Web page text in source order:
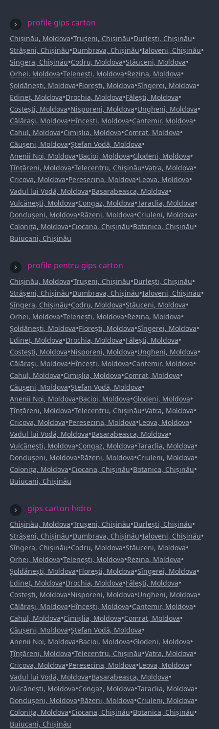
profile gips carton
Chișinău, Moldova•Trușeni, Chișinău•Durlești, Chișinău•
Strășeni, Chișinău•Dumbrava, Chișinău•Ialoveni, Chișinău•
Sîngera, Chișinău•Codru, Moldova•Stăuceni, Moldova•
Orhei, Moldova•Telenești, Moldova•Rezina, Moldova•
Șoldănești, Moldova•Florești, Moldova•Sîngerei, Moldova•
Edineț, Moldova•Drochia, Moldova•Fălești, Moldova•
Costești, Moldova•Nisporeni, Moldova•Ungheni, Moldova•
Călărași, Moldova•Hîncești, Moldova•Cantemir, Moldova•
Cahul, Moldova•Cimișlia, Moldova•Comrat, Moldova•
Căușeni, Moldova•Ștefan Vodă, Moldova•
Anenii Noi, Moldova•Bacioi, Moldova•Glodeni, Moldova•
Țînțăreni, Moldova•Telecentru, Chișinău•Vatra, Moldova•
Cricova, Moldova•Peresecina, Moldova•Leova, Moldova•
Vadul lui Vodă, Moldova•Basarabeasca, Moldova•
Vulcănești, Moldova•Congaz, Moldova•Taraclia, Moldova•
Dondușeni, Moldova•Răzeni, Moldova•Criuleni, Moldova•
Colonița, Moldova•Ciocana, Chișinău•Botanica, Chișinău•
Buiucani, Chișinău
profile pentru gips carton
Chișinău, Moldova•Trușeni, Chișinău•Durlești, Chișinău•
Strășeni, Chișinău•Dumbrava, Chișinău•Ialoveni, Chișinău•
Sîngera, Chișinău•Codru, Moldova•Stăuceni, Moldova•
Orhei, Moldova•Telenești, Moldova•Rezina, Moldova•
Șoldănești, Moldova•Florești, Moldova•Sîngerei, Moldova•
Edineț, Moldova•Drochia, Moldova•Fălești, Moldova•
Costești, Moldova•Nisporeni, Moldova•Ungheni, Moldova•
Călărași, Moldova•Hîncești, Moldova•Cantemir, Moldova•
Cahul, Moldova•Cimișlia, Moldova•Comrat, Moldova•
Căușeni, Moldova•Ștefan Vodă, Moldova•
Anenii Noi, Moldova•Bacioi, Moldova•Glodeni, Moldova•
Țînțăreni, Moldova•Telecentru, Chișinău•Vatra, Moldova•
Cricova, Moldova•Peresecina, Moldova•Leova, Moldova•
Vadul lui Vodă, Moldova•Basarabeasca, Moldova•
Vulcănești, Moldova•Congaz, Moldova•Taraclia, Moldova•
Dondușeni, Moldova•Răzeni, Moldova•Criuleni, Moldova•
Colonița, Moldova•Ciocana, Chișinău•Botanica, Chișinău•
Buiucani, Chișinău
gips carton hidro
Chișinău, Moldova•Trușeni, Chișinău•Durlești, Chișinău•
Strășeni, Chișinău•Dumbrava, Chișinău•Ialoveni, Chișinău•
Sîngera, Chișinău•Codru, Moldova•Stăuceni, Moldova•
Orhei, Moldova•Telenești, Moldova•Rezina, Moldova•
Șoldănești, Moldova•Florești, Moldova•Sîngerei, Moldova•
Edineț, Moldova•Drochia, Moldova•Fălești, Moldova•
Costești, Moldova•Nisporeni, Moldova•Ungheni, Moldova•
Călărași, Moldova•Hîncești, Moldova•Cantemir, Moldova•
Cahul, Moldova•Cimișlia, Moldova•Comrat, Moldova•
Căușeni, Moldova•Ștefan Vodă, Moldova•
Anenii Noi, Moldova•Bacioi, Moldova•Glodeni, Moldova•
Țînțăreni, Moldova•Telecentru, Chișinău•Vatra, Moldova•
Cricova, Moldova•Peresecina, Moldova•Leova, Moldova•
Vadul lui Vodă, Moldova•Basarabeasca, Moldova•
Vulcănești, Moldova•Congaz, Moldova•Taraclia, Moldova•
Dondușeni, Moldova•Răzeni, Moldova•Criuleni, Moldova•
Colonița, Moldova•Ciocana, Chișinău•Botanica, Chișinău•
Buiucani, Chișinău